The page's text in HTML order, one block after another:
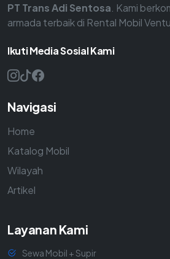
PT Trans Adi Sentosa . Kami
armada terbaik di Rental Mobil
Ikuti Media Sosial Kami
Navigasi
Home
Katalog Mobil
Wilayah
Artikel
Layanan Kami
Sewa Mobil + Supir